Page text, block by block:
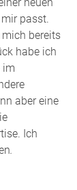
passt.
bereits
habe ich
im
aber eine
Ich